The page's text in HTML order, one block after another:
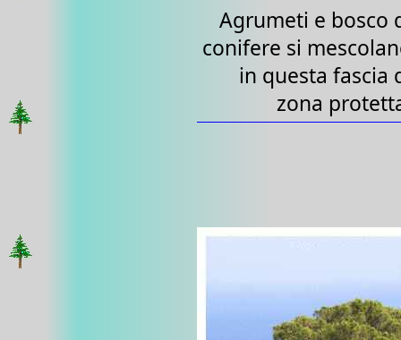
Agrumeti e bosco
conifere si
in questa fascia
zona